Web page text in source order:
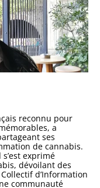
reconnu pour
a
ses
de cannabis.
s’est exprimé
dévoilant des
d’Information
communauté